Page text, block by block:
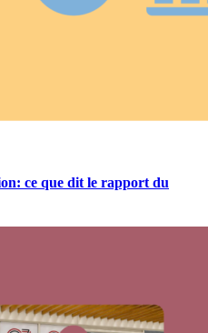
ce que dit le rapport du